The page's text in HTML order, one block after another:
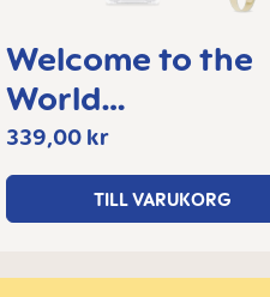
Welcome to the
World
g
339,00 kr
TILL VARUKORG